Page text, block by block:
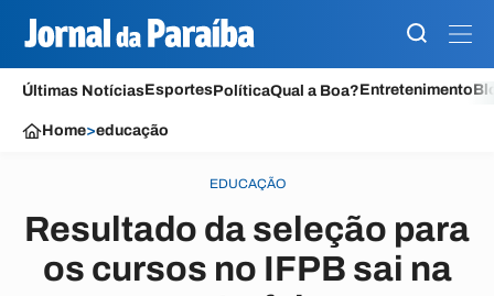
Últimas NotíciasEsportesPolíticaQual a Boa?Entretenimento
Home>educação
EDUCAÇÃO
Resultado da seleção para
os cursos no IFPB sai na